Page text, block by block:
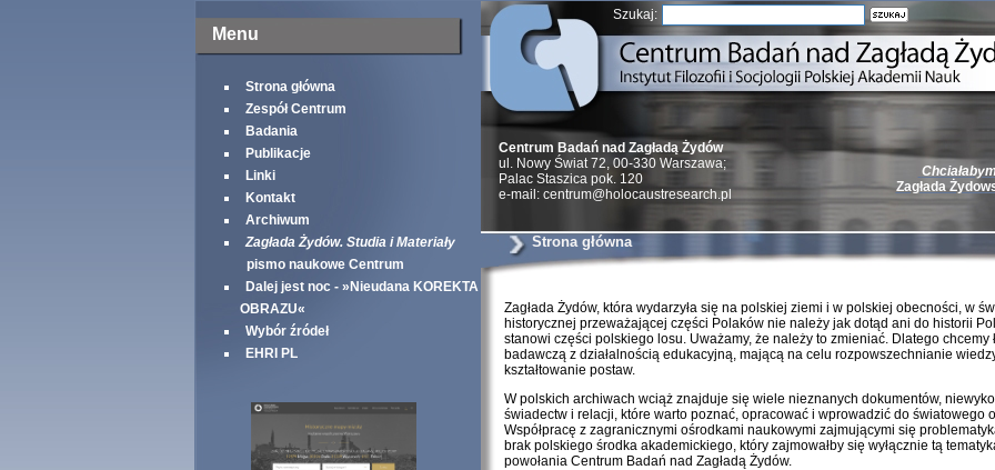
Menu
Strona główna
Zespół Centrum
Badania
Publikacje
Linki
Kontakt
Archiwum
Zagłada Żydów. Studia i Materiały
pismo naukowe Centrum
Dalej jest noc - »Nieudana KOREKTA
OBRAZU«
Wybór źródeł
EHRI PL
Szukaj:
Zagłada
Żydzi w
Germany
Natalia Aleksiun,
Deborah Dash
Turski, Laurence
red. Krzysztof
Warszawa
Centrum Badań nad Zagładą Żydów
ul. Nowy Świat 72, 00-330 Warszawa;
Palac Staszica pok. 120
e-mail: centrum@holocaustresearch.pl
Strona główna
Zagłada Żydów, która wydarzyła się na polskiej ziemi i w polskiej obecności, w
historycznej przeważającej części Polaków nie należy jak dotąd ani do historii
stanowi części polskiego losu. Uważamy, że należy to zmieniać. Dlatego chcemy
badawczą z działalnością edukacyjną, mającą na celu rozpowszechnianie
kształtowanie postaw.
W polskich archiwach wciąż znajduje się wiele nieznanych dokumentów,
świadectw i relacji, które warto poznać, opracować i wprowadzić do światowego
Współpracę z zagranicznymi ośrodkami naukowymi zajmującymi się
brak polskiego środka akademickiego, który zajmowałby się wyłącznie tą
powołania Centrum Badań nad Zagładą Żydów.